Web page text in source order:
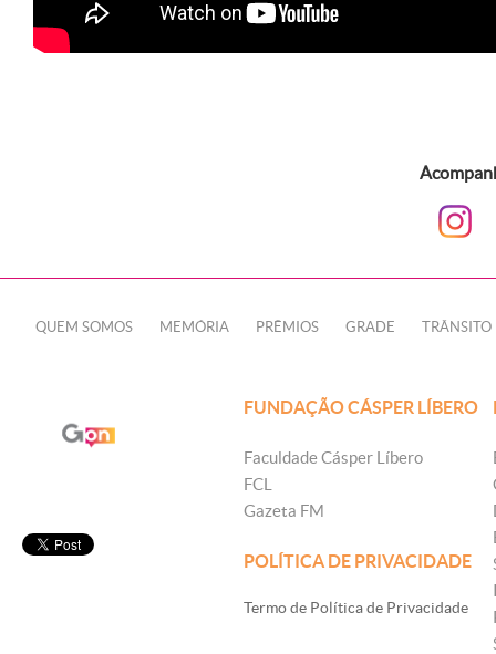
QUEM SOMOS MEMÓRIA PRÊMIOS GRADE TRÂNSITO
FUNDAÇÃO CÁSPER LÍBERO
Faculdade Cásper Líbero
FCL
Gazeta FM
POLÍTICA DE PRIVACIDADE
Termo de Política de Privacidade